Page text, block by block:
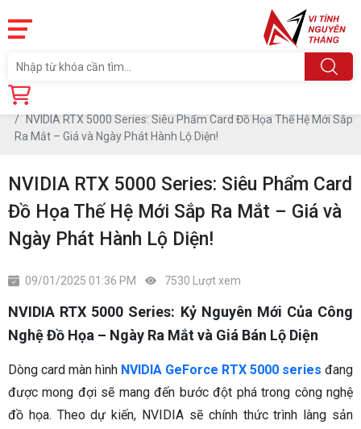
Trang chủ
NVIDIA RTX 5000 Series: Siêu Phẩm Card Đồ Họa Thế Hệ Mới Sắp
Ra Mắt – Giá và Ngày Phát Hành Lộ Diện!
NVIDIA RTX 5000 Series: Siêu Phẩm Card
Đồ Họa Thế Hệ Mới Sắp Ra Mắt – Giá và
Ngày Phát Hành Lộ Diện!
09/01/2025 01:36 PM 7530 Lượt xem
NVIDIA RTX 5000 Series: Kỷ Nguyên Mới Của Công
Nghệ Đồ Họa – Ngày Ra Mắt và Giá Bán Lộ Diện
Dòng card màn hình NVIDIA GeForce RTX 5000 series đang
được mong đợi sẽ mang đến bước đột phá trong công nghệ
đồ họa. Theo dự kiến, NVIDIA sẽ chính thức trình làng sản